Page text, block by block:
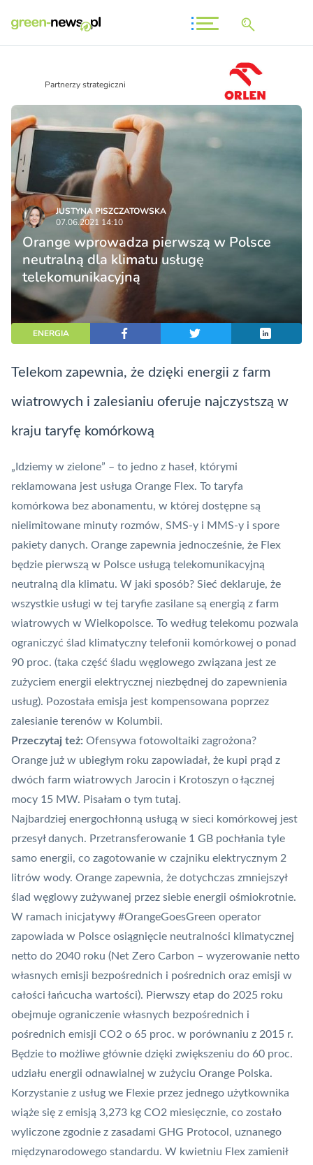
Partnerzy strategiczni
JUSTYNA PISZCZATOWSKA
07.06.2021 14:10
Orange wprowadza pierwszą w Polsce
neutralną dla klimatu usługę
telekomunikacyjną
ENERGIA
Telekom zapewnia, że dzięki energii z farm
wiatrowych i zalesianiu oferuje najczystszą w
kraju taryfę komórkową
„Idziemy w zielone” – to jedno z haseł, którymi
reklamowana jest usługa Orange Flex. To taryfa
komórkowa bez abonamentu, w której dostępne są
nielimitowane minuty rozmów, SMS-y i MMS-y i spore
pakiety danych. Orange zapewnia jednocześnie, że Flex
będzie pierwszą w Polsce usługą telekomunikacyjną
neutralną dla klimatu. W jaki sposób? Sieć deklaruje, że
wszystkie usługi w tej taryfie zasilane są energią z farm
wiatrowych w Wielkopolsce. To według telekomu pozwala
ograniczyć ślad klimatyczny telefonii komórkowej o ponad
90 proc. (taka część śladu węglowego związana jest ze
zużyciem energii elektrycznej niezbędnej do zapewnienia
usług). Pozostała emisja jest kompensowana poprzez
zalesianie terenów w Kolumbii.
Przeczytaj też: Ofensywa fotowoltaiki zagrożona?
Orange już w ubiegłym roku zapowiadał, że kupi prąd z
dwóch farm wiatrowych Jarocin i Krotoszyn o łącznej
mocy 15 MW. Pisałam o tym tutaj.
Najbardziej energochłonną usługą w sieci komórkowej jest
przesył danych. Przetransferowanie 1 GB pochłania tyle
samo energii, co zagotowanie w czajniku elektrycznym 2
litrów wody. Orange zapewnia, że dotychczas zmniejszył
ślad węglowy zużywanej przez siebie energii ośmiokrotnie.
W ramach inicjatywy #OrangeGoesGreen operator
zapowiada w Polsce osiągnięcie neutralności klimatycznej
netto do 2040 roku (Net Zero Carbon – wyzerowanie netto
własnych emisji bezpośrednich i pośrednich oraz emisji w
całości łańcucha wartości). Pierwszy etap do 2025 roku
obejmuje ograniczenie własnych bezpośrednich i
pośrednich emisji CO2 o 65 proc. w porównaniu z 2015 r.
Będzie to możliwe głównie dzięki zwiększeniu do 60 proc.
udziału energii odnawialnej w zużyciu Orange Polska.
Korzystanie z usług we Flexie przez jednego użytkownika
wiąże się z emisją 3,273 kg CO2 miesięcznie, co zostało
wyliczone zgodnie z zasadami GHG Protocol, uznanego
międzynarodowego standardu. W kwietniu Flex zamienił